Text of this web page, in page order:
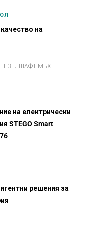
на
МБХ
на електрически
STEGO Smart
решения за